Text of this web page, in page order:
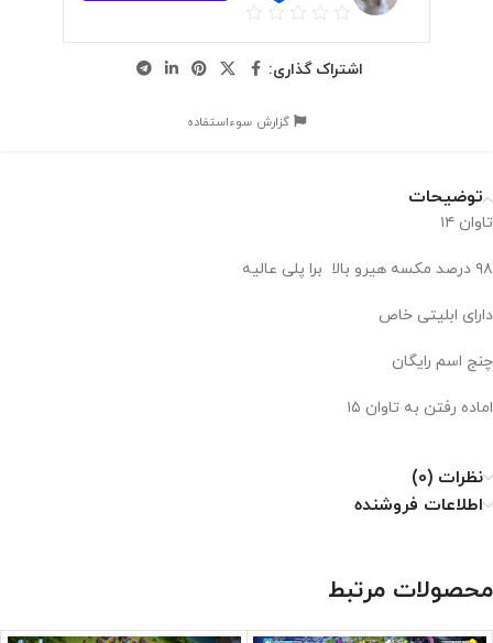
اشتراک گذاری:
گزارش سوءاستفاده
توضیحات
تاوان ۱۴
۹۸ درصد مکسه هیرو بالا برا پلی عالیه
دارای ابلیتی خاص
چنج اسم رایگان
اماده رفتن به تاوان ۱۵
نظرات (0)
اطلاعات فروشنده
محصولات مرتبط